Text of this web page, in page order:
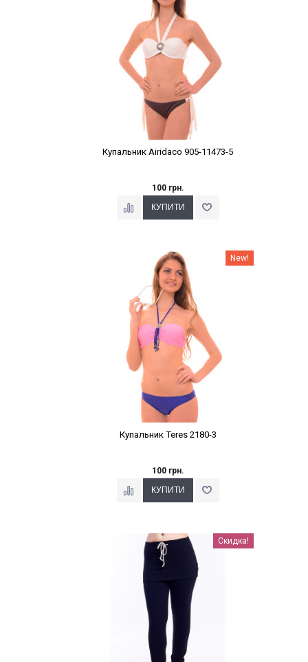
Купальник Airidaco 905-11473-5
100 грн.
Наклейки Варіант з % New!
Купальник Teres 2180-3
100 грн.
Наклейки Варіант з % Скидка!